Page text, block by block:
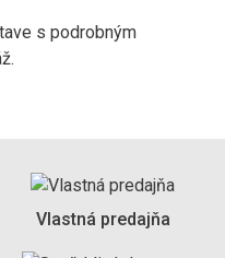
s podrobným
Vlastná predajňa